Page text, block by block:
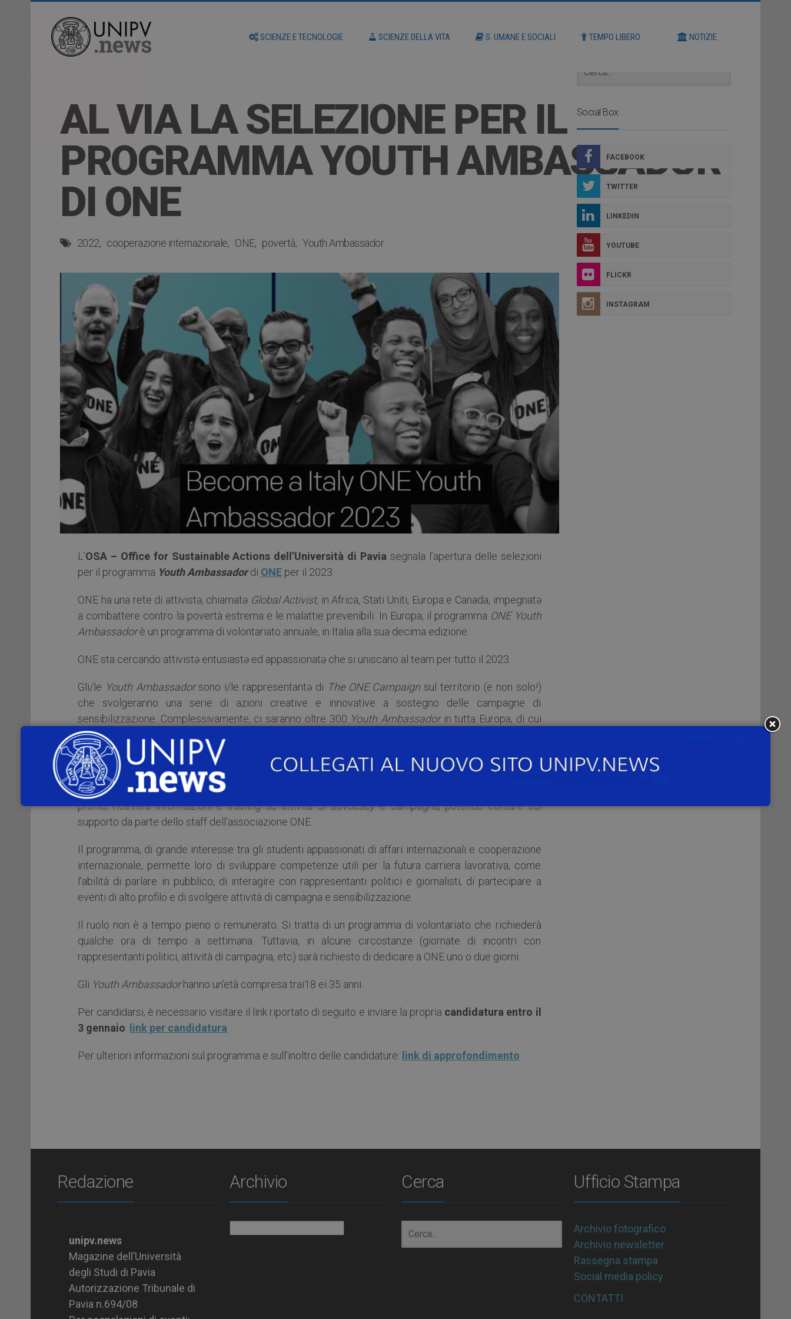
SCIENZE E TECNOLOGIE SCIENZE DELLA VITA S. UMANE E SOCIALI TEMPO LIBERO NOTIZIE
AL VIA LA SELEZIONE PER IL
PROGRAMMA YOUTH AMBASSADOR
DI ONE
2022 cooperazione internazionale ONE povertà Youth Ambassador
L’OSA – Office for Sustainable Actions dell’Università di Pavia segnala l’apertura delle selezioni
per il programma Youth Ambassadordi ONE per il 2023.
ONE ha una rete di attivistə, chiamatə Global Activist, in Africa, Stati Uniti, Europa e Canada, impegnatə
a combattere contro la povertà estrema e le malattie prevenibili. In Europa, il programma ONE Youth
Ambassadorè un programma di volontariato annuale, in Italia alla sua decima edizione.
ONE sta cercando attivistə entusiastə ed appassionatə che si uniscano al team per tutto il 2023.
Gli/le Youth Ambassadorsono i/le rappresentantə di The ONE Campaign sul territorio (e non solo!)
che svolgeranno una serie di azioni creative e innovative a sostegno delle campagne di
sensibilizzazione. Complessivamente, ci saranno oltre 300 Youth Ambassadorin tutta Europa, di cui
40 in Italia, che si uniranno a centinaia di altrə volontarə che fanno parte della rete di
Il programma di volontariato inizierà a marzo e durerà per tutto il 2023.
Ogni ambasciatore e ambasciatrice sarà appositamente formato/a, avrà accesso ad eventi di alto
profilo, riceverà informazioni e training su attività diadvocacye campagna, potendo contare sul
supporto da parte dello staff dell’associazione ONE.
Il programma, di grande interesse tra gli studenti appassionati di affari internazionali e cooperazione
internazionale, permette loro di sviluppare competenze utili per la futura carriera lavorativa, come
l’abilità di parlare in pubblico, di interagire con rappresentanti politici e giornalisti, di partecipare a
eventi di alto profilo e di svolgere attività di campagna e sensibilizzazione.
Il ruolo non è a tempo pieno o remunerato. Si tratta di un programma di volontariato che richiederà
qualche ora di tempo a settimana. Tuttavia, in alcune circostanze (giornate di incontri con
rappresentanti politici, attività di campagna, etc) sarà richiesto di dedicare a ONE uno o due giorni.
Gli Youth Ambassadorhanno un’età compresa trai18 ei 35 anni.
Per candidarsi, è necessario visitare il link riportato di seguito e inviare la propria candidatura entro il
3 gennaio: link per candidatura
Per ulteriori informazioni sul programma e sull’inoltro delle candidature: link di approfondimento
Social Box
FACEBOOK
TWITTER
LINKEDIN
YOUTUBE
FLICKR
INSTAGRAM
Redazione
unipv.news
Magazine dell’Università
degli Studi di Pavia
Autorizzazione Tribunale di
Pavia n.694/08
Archivio Cerca Ufficio Stampa
Archivio fotografico
Archivio newsletter
Rassegna stampa
Social media policy
CONTATTI